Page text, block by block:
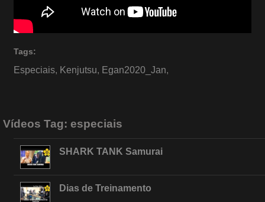
Tags:
Especiais, Kenjutsu, Egan2020_Jan,
Vídeos Tag: especiais
SHARK TANK Samurai
Dias de Treinamento